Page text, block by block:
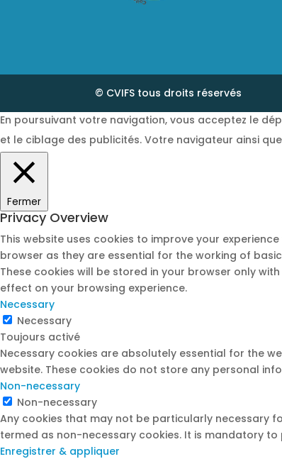
© CVIFS tous droits réservés
En poursuivant votre navigation, vous acceptez le
et le ciblage des publicités. Votre navigateur ainsi
Fermer
Privacy Overview
This website uses cookies to improve your
browser as they are essential for the working of
These cookies will be stored in your browser only
effect on your browsing experience.
Necessary
Necessary
Toujours activé
Necessary cookies are absolutely essential for the
website. These cookies do not store any personal
Non-necessary
Non-necessary
Any cookies that may not be particularly necessary
termed as non-necessary cookies. It is mandatory
Enregistrer & appliquer